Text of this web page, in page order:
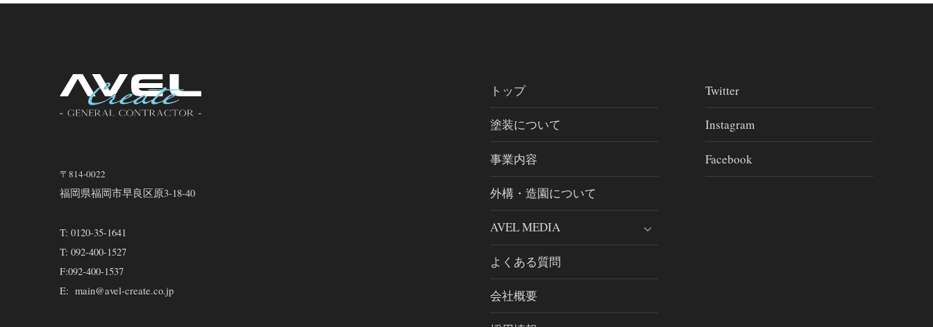
〒814-0022
福岡県福岡市早良区原3-18-40
T: 0120-35-1641
T: 092-400-1527
F:092-400-1537
E: main@avel-create.co.jp
トップ
塗装について
事業内容
外構・造園について
AVEL MEDIA
よくある質問
会社概要
Twitter
Instagram
Facebook